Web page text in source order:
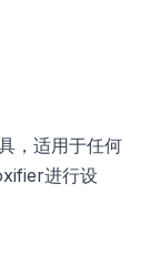
，适用于任何
进行设